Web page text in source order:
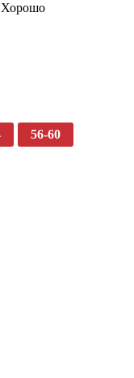
Хорошо
56-60